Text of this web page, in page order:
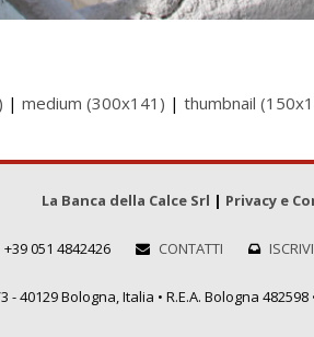
| medium (300x141) | thumbnail
La Banca della Calce Srl | Privacy e
+39 051 4842426 CONTATTI
40129 Bologna, Italia • R.E.A. Bologna 482598